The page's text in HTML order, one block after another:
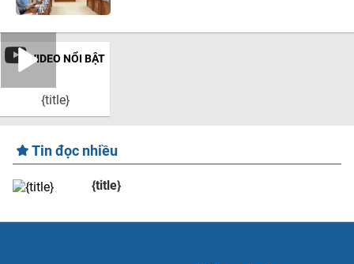
VIDEO NỔI BẬT
{title}
Tin đọc nhiều
{title}